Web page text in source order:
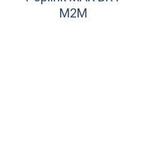
M2M